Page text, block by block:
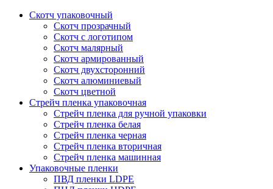
Скотч упаковочный
Скотч прозрачный
Скотч с логотипом
Скотч малярный
Скотч армированный
Скотч двухсторонний
Скотч алюминиевый
Скотч цветной
Стрейч пленка упаковочная
Стрейч пленка для ручной упаковки
Cтрейч пленка белая
Стрейч пленка черная
Стрейч пленка вторичная
Стрейч пленка машинная
Упаковочные пленки
ПВД пленки LDPE